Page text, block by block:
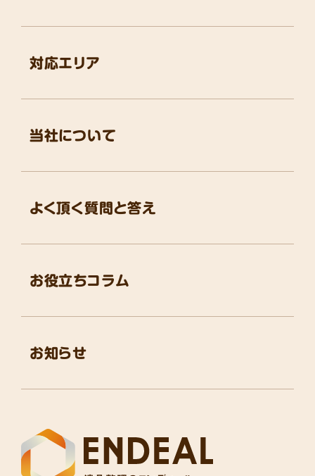
お役立ちコラム
よく頂く質問と答え
お知らせ
対応エリア
当社について